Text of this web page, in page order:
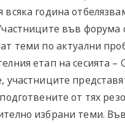
всяка година
във форума
теми по актуални
етап на сесията –
участниците
подготвените от тях
избрани теми.